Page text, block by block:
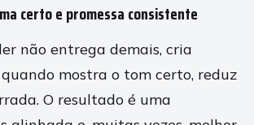
certo e promessa consistente
não entrega demais, cria
mostra o tom certo, reduz
O resultado é uma